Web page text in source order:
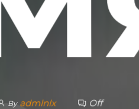
By admlnlx Off